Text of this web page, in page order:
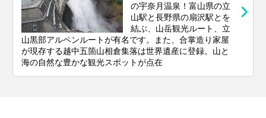
の宇奈月温泉！富山県の立
山駅と長野県の扇沢駅とを
結ぶ、山岳観光ルート、立
山黒部アルペンルートが有名です。また、合掌造り家屋
が現存する越中五箇山相倉集落は世界遺産に登録。山と
海の自然な豊かな観光スポットが点在